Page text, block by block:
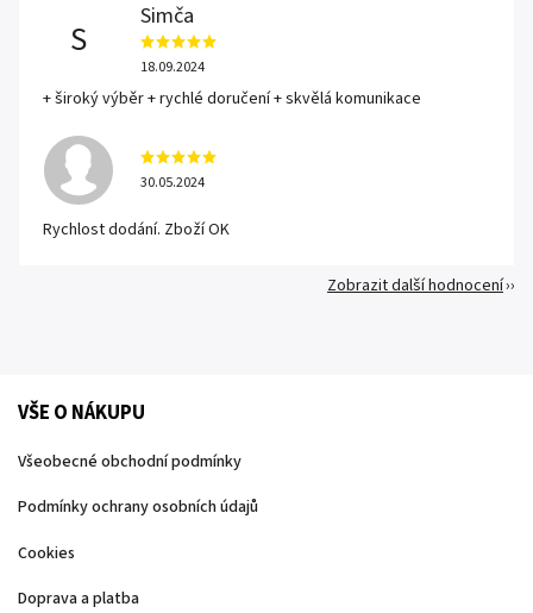
S
Simča
18.09.2024
+ široký výběr + rychlé doručení + skvělá komunikace
30.05.2024
Rychlost dodání. Zboží OK
Zobrazit další hodnocení
VŠE O NÁKUPU
Všeobecné obchodní podmínky
Podmínky ochrany osobních údajů
Cookies
Doprava a platba